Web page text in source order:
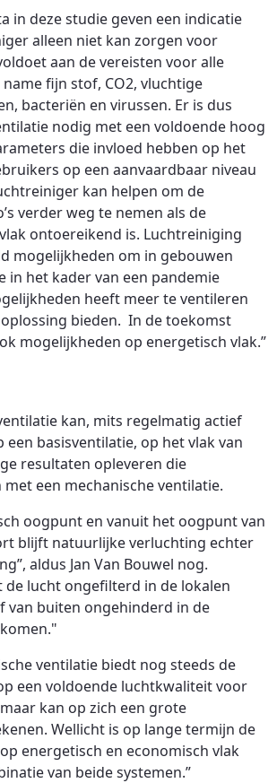
in deze studie geven een indicatie
alleen niet kan zorgen voor
aan de vereisten voor alle
fijn stof, CO2, vluchtige
bacteriën en virussen. Er is dus
nodig met een voldoende hoog
die invloed hebben op het
op een aanvaardbaar niveau
kan helpen om de
verder weg te nemen als de
ontoereikend is. Luchtreiniging
mogelijkheden om in gebouwen
in het kader van een pandemie
heeft meer te ventileren
bieden. In de toekomst
mogelijkheden op energetisch vlak.”
kan, mits regelmatig actief
een basisventilatie, op het vlak van
resultaten opleveren die
een mechanische ventilatie.
oogpunt en vanuit het oogpunt van
blijft natuurlijke verluchting echter
aldus Jan Van Bouwel nog.
de lucht ongefilterd in de lokalen
van buiten ongehinderd in de
ventilatie biedt nog steeds de
een voldoende luchtkwaliteit voor
kan op zich een grote
Wellicht is op lange termijn de
energetisch en economisch vlak
van beide systemen.”